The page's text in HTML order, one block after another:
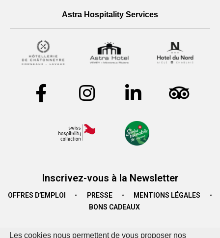
Astra Hospitality Services
Inscrivez-vous à la Newsletter
OFFRES D’EMPLOI PRESSE
MENTIONS LÉGALES
BONS CADEAUX
Les cookies nous permettent de vous proposer nos